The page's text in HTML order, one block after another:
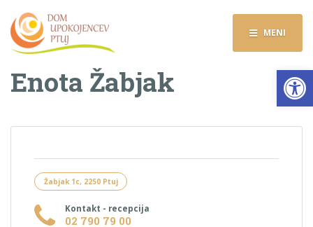
MENI
Enota Žabjak
Žabjak 1c, 2250 Ptuj
Kontakt - recepcija
02 790 79 00